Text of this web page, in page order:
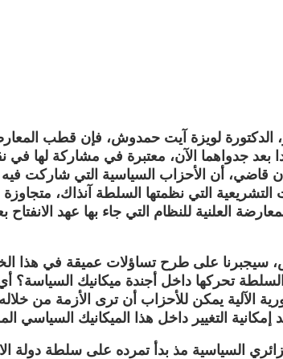
الدكتورة لويزة آيت حمدوش، فإن قطب
مزفران1 و2 في 2014 لم يفقدا بعد جدواهما الآن، معتبرة في مشاركة
قاضي، أن الأحزاب السياسية التي شاركت
التشريعية التي نظمتها السلطة آنذاك، متجاوزة
العلنية للنظام التي جاء بها عهد الانفتاح
سيجبرنا على طرح تساؤلات عميقة في هذا
تحركها داخل أجندة ميكانيك السياسة؟
الآلية يمكن للأحزاب أن ترى الأزمة من
التغيير داخل هذا الميكانيك السياسي
السياسية مذ بدأ تمرده على سلطة دولة